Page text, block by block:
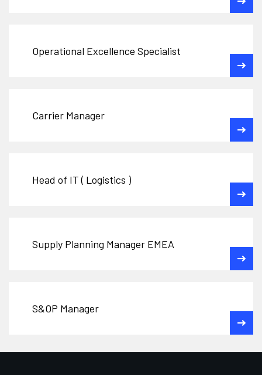
Operational Excellence Specialist
Carrier Manager
Head of IT ( Logistics )
Supply Planning Manager EMEA
S&OP Manager